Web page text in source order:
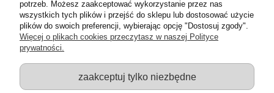
Model Welly w skali 1:24 Subaru Impreza WRX STI
Performance APR Version
69,90 zł
potrzeb. Możesz zaakceptować wykorzystanie przez nas
wszystkich tych plików i przejść do sklepu lub dostosować użycie
plików do swoich preferencji, wybierając opcję "Dostosuj zgody".
Więcej o plikach cookies przeczytasz w naszej Polityce
prywatności.
zaakceptuj tylko niezbędne